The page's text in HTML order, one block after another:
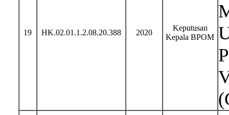
19 HK.02.01.1.2.08.20.388 2020
Keputusan
Kepala BPOM